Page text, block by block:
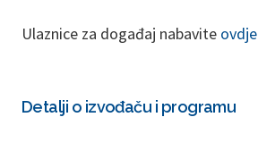
Ulaznice za događaj nabavite ovdje
Detalji o izvođaču i programu